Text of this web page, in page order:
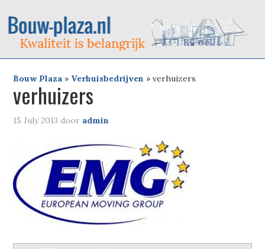
Bouw Plaza » Verhuisbedrijven »verhuizers
verhuizers
15 July 2013 door admin